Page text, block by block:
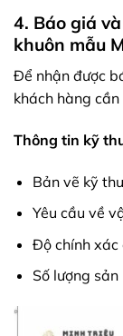
4. Báo giá
khuôn mẫu
Để nhận được
khách hàng
Thông tin kỹ
Bản vẽ kỹ
Yêu cầu về
Độ chính xác
Số lượng sản